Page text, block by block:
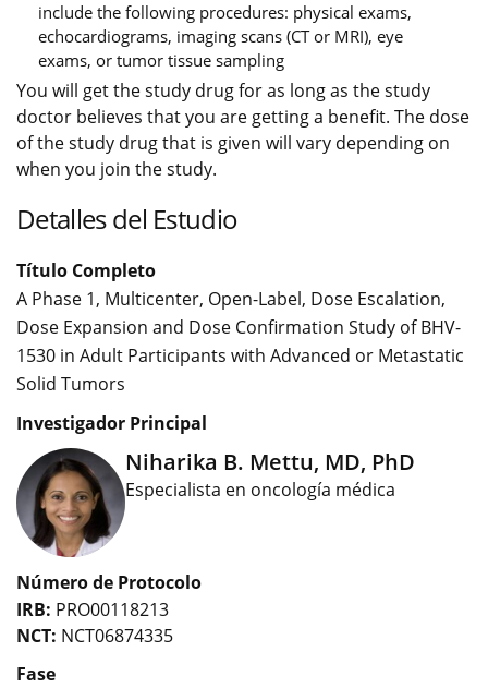
include the following procedures: physical exams,
echocardiograms, imaging scans (CT or MRI), eye
exams, or tumor tissue sampling
You will get the study drug for as long as the study
doctor believes that you are getting a benefit. The dose
of the study drug that is given will vary depending on
when you join the study.
Detalles del Estudio
Título Completo
A Phase 1, Multicenter, Open-Label, Dose Escalation,
Dose Expansion and Dose Confirmation Study of BHV-
1530 in Adult Participants with Advanced or Metastatic
Solid Tumors
Investigador Principal
Niharika B. Mettu, MD, PhD
Especialista en oncología médica
Número de Protocolo
IRB: PRO00118213
NCT: NCT06874335
Fase